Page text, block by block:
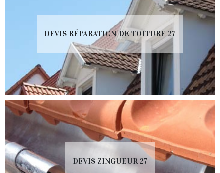
DEVIS RÉPARATION DE TOITURE 27
DEVIS ZINGUEUR 27